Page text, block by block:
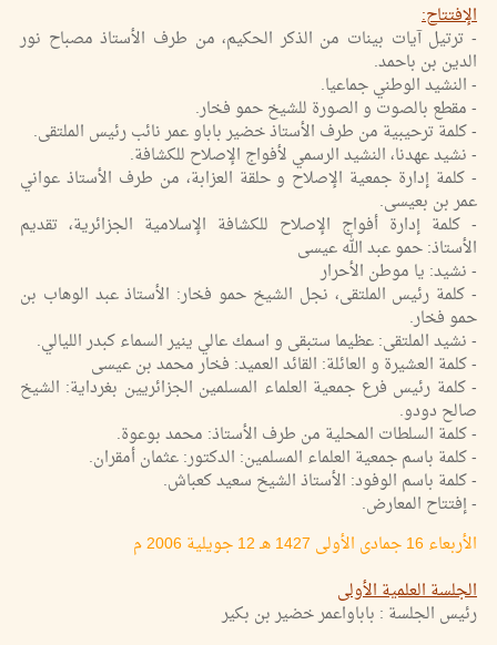
الإفتتاح:
- ترتيل آيات بينات من الذكر الحكيم، من طرف الأستاذ مصباح نور
الدين بن باحمد.
- النشيد الوطني جماعيا.
- مقطع بالصوت و الصورة للشيخ حمو فخار.
- كلمة ترحيبية من طرف الأستاذ خضير باباو عمر نائب رئيس الملتقى.
- نشيد عهدنا، النشيد الرسمي لأفواج الإصلاح للكشافة.
- كلمة إدارة جمعية الإصلاح و حلقة العزابة، من طرف الأستاذ عواني
عمر بن بعيسى.
- كلمة إدارة أفواج الإصلاح للكشافة الإسلامية الجزائرية، تقديم
الأستاذ: حمو عبد الله عيسى
- نشيد: يا موطن الأحرار
- كلمة رئيس الملتقى، نجل الشيخ حمو فخار: الأستاذ عبد الوهاب بن
حمو فخار.
- نشيد الملتقى: عظيما ستبقى و اسمك عالي ينير السماء كبدر الليالي.
- كلمة العشيرة و العائلة: القائد العميد: فخار محمد بن عيسى
- كلمة رئيس فرع جمعية العلماء المسلمين الجزائريين بغرداية: الشيخ
صالح دودو.
- كلمة السلطات المحلية من طرف الأستاذ: محمد بوعوة.
- كلمة باسم جمعية العلماء المسلمين: الدكتور: عثمان أمقران.
- كلمة باسم الوفود: الأستاذ الشيخ سعيد كعباش.
- إفتتاح المعارض.
الأربعاء 16 جمادى الأولى 1427 هـ 12 جويلية 2006 م
الجلسة العلمية الأولى
رئيس الجلسة : باباواعمر خضير بن بكير